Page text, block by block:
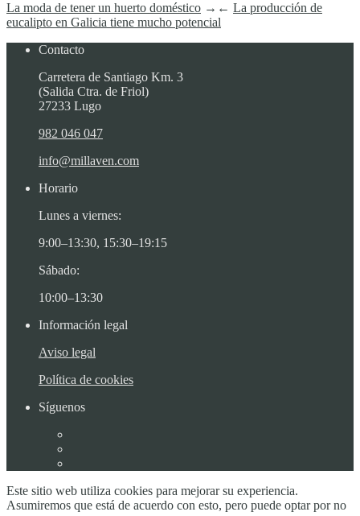
La moda de tener un huerto doméstico → ← La producción de
eucalipto en Galicia tiene mucho potencial
Contacto
Carretera de Santiago Km. 3
(Salida Ctra. de Friol)
27233 Lugo
982 046 047
info@millaven.com
Horario
Lunes a viernes:
9:00–13:30, 15:30–19:15
Sábado:
10:00–13:30
Información legal
Aviso legal
Política de cookies
Síguenos
Este sitio web utiliza cookies para mejorar su experiencia.
Asumiremos que está de acuerdo con esto, pero puede optar por no